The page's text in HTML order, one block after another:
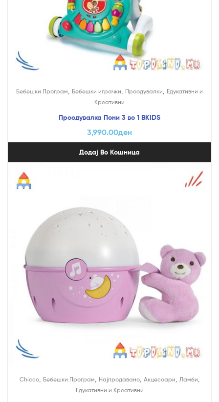
Бебешки Програм Бебешки играчки Проодувалки
Едукативни и
Креативни
Проодувалка Пони 3 во 1 BKIDS
3,990.00ден
Додај Во Кошница
Chicco, Бебешки Програм Најпродавано, Акцесоари Ламби
Едукативни и Креативни